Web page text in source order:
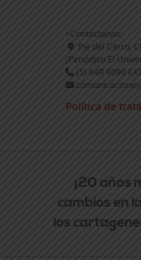
>Contáctanos:
Pie del Cerro,
(Periódico El
(5) 649 9090
Política de
¡20 años
cambios en
los